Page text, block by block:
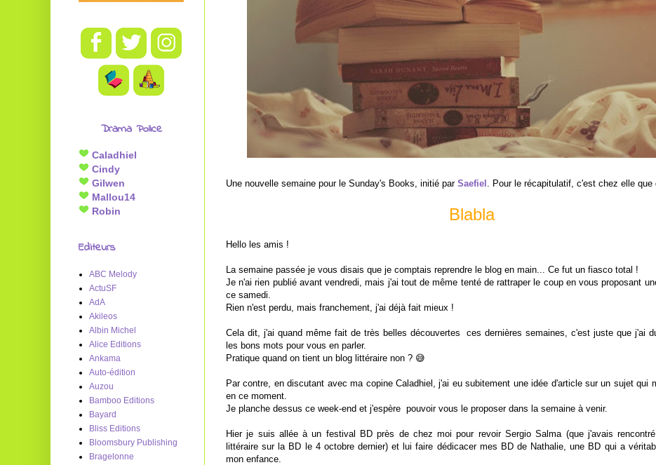
Une nouvelle semaine pour le Sunday's Books, initié par Saefiel . Pour le récapitulatif, c'est chez elle
Blabla
Hello les amis !
La semaine passée je vous disais que je comptais reprendre le blog en main... Ce fut un fiasco total !
Je n'ai rien publié avant vendredi, mais j'ai tout de même tenté de rattraper le coup en vous proposant
ce samedi.
Rien n'est perdu, mais franchement, j'ai déjà fait mieux !
Cela dit, j'ai quand même fait de très belles découvertes ces dernières semaines, c'est juste que j'ai
les bons mots pour vous en parler.
Pratique quand on tient un blog littéraire non ? 😅
Par contre, en discutant avec ma copine Caladhiel, j'ai eu subitement une idée d'article sur un sujet qui
en ce moment.
Je planche dessus ce week-end et j'espère pouvoir vous le proposer dans la semaine à venir.
Hier je suis allée à un festival BD près de chez moi pour revoir Sergio Salma (que j'avais
littéraire sur la BD le 4 octobre dernier) et lui faire dédicacer mes BD de Nathalie, une BD qui a
mon enfance.
Drama Police
Caladhiel
Cindy
Gilwen
Mallou14
Robin
Editeurs
ABC Melody
ActuSF
AdA
Akileos
Albin Michel
Alice Editions
Ankama
Auto-édition
Auzou
Bamboo Editions
Bayard
Bliss Editions
Bloomsbury Publishing
Bragelonne